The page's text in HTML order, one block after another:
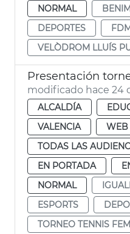
NORMAL
DEPORTES
VELÒDROM LLUÍS
modificado hace 24
ALCALDÍA
VALENCIA
TODAS LAS
EN PORTADA
NORMAL
ESPORTS
TORNEO TENNIS